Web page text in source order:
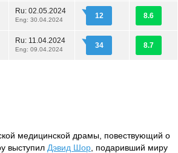
Ru: 02.05.2024
Eng: 30.04.2024 12 8.6
Ru: 11.04.2024
Eng: 09.04.2024 34 8.7
медицинской драмы, повествующий о
выступил Дэвид Шор , подаривший миру